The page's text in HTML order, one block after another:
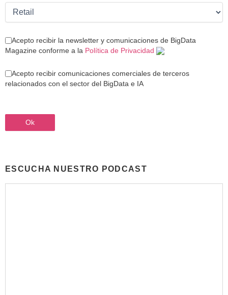
Acepto recibir la newsletter y comunicaciones de BigData
Magazine conforme a la Política de Privacidad
Acepto recibir comunicaciones comerciales de terceros
relacionados con el sector del BigData e IA
ESCUCHA NUESTRO PODCAST